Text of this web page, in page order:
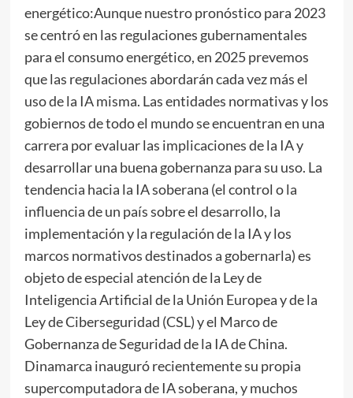
energético:Aunque nuestro pronóstico para 2023
se centró en las regulaciones gubernamentales
para el consumo energético, en 2025 prevemos
que las regulaciones abordarán cada vez más el
uso de la IA misma. Las entidades normativas y los
gobiernos de todo el mundo se encuentran en una
carrera por evaluar las implicaciones de la IA y
desarrollar una buena gobernanza para su uso. La
tendencia hacia la IA soberana (el control o la
influencia de un país sobre el desarrollo, la
implementación y la regulación de la IA y los
marcos normativos destinados a gobernarla) es
objeto de especial atención de la Ley de
Inteligencia Artificial de la Unión Europea y de la
Ley de Ciberseguridad (CSL) y el Marco de
Gobernanza de Seguridad de la IA de China.
Dinamarca inauguró recientemente su propia
supercomputadora de IA soberana, y muchos